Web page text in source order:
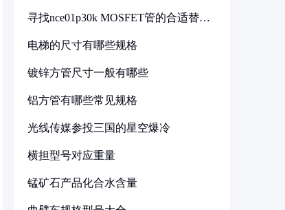
寻找nce01p30k MOSFET管的合适替代
电梯的尺寸有哪些规格
镀锌方管尺寸一般有哪些
铝方管有哪些常见规格
光线传媒参投三国的星空爆冷
横担型号对应重量
锰矿石产品化合水含量